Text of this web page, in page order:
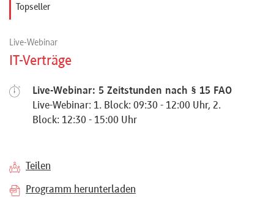
Webinare
e-
Learnings
Topseller
Live-Webinar
IT-Verträge
Live-Webinar: 5 Zeitstunden nach § 15 FAO
Live-Webinar: 1. Block: 09:30 - 12:00 Uhr, 2.
Block: 12:30 - 15:00 Uhr
Teilen
Programm herunterladen